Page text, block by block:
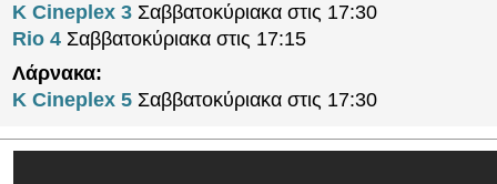
K Cineplex 3 Σαββατοκύριακα στις 17:30
Rio 4 Σαββατοκύριακα στις 17:15
Λάρνακα:
K Cineplex 5 Σαββατοκύριακα στις 17:30